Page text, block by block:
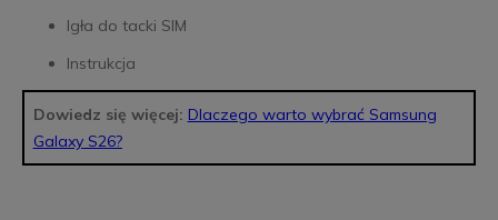
Igła do tacki SIM
Instrukcja
Dowiedz się więcej: Dlaczego warto wybrać Samsung
Galaxy S26?